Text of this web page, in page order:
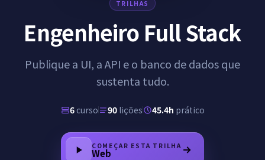
TRILHAS
Engenheiro Full Stack
Publique a UI, a API e o banco de dados que
sustenta tudo.
6curso 90 lições 45.4h prático
COMEÇAR ESTA TRILHA
Web